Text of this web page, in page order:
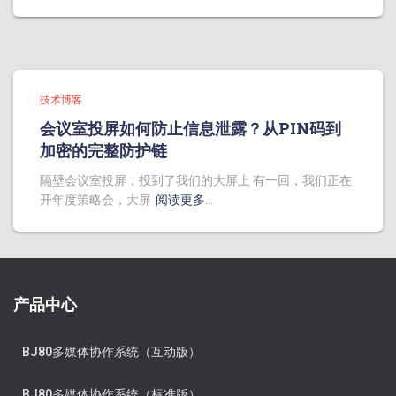
技术博客
会议室投屏如何防止信息泄露？从PIN码到
加密的完整防护链
隔壁会议室投屏，投到了我们的大屏上 有一回，我们正在
开年度策略会，大屏 阅读更多…
产品中心
BJ80多媒体协作系统（互动版）